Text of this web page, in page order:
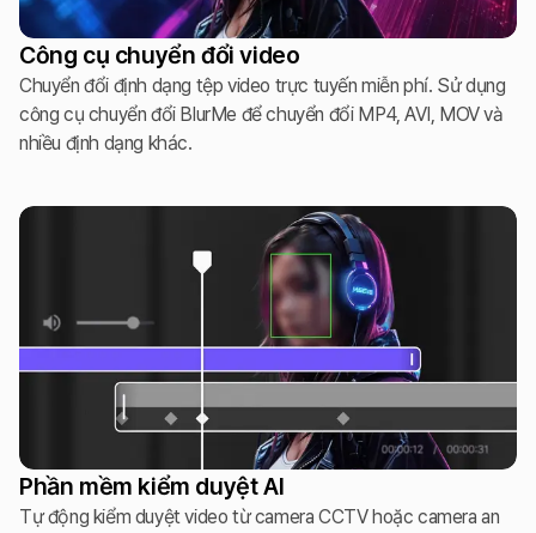
Công cụ chuyển đổi video
Chuyển đổi định dạng tệp video trực tuyến miễn phí. Sử dụng
công cụ chuyển đổi BlurMe để chuyển đổi MP4, AVI, MOV và
nhiều định dạng khác.
Phần mềm kiểm duyệt AI
Tự động kiểm duyệt video từ camera CCTV hoặc camera an